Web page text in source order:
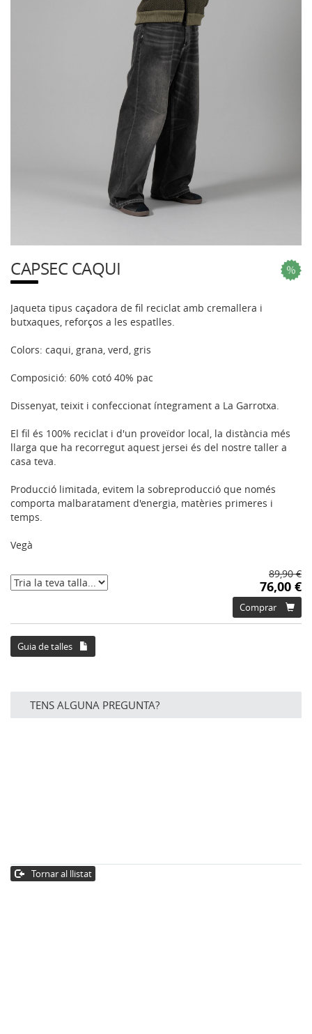
CAPSEC CAQUI
Jaqueta tipus caçadora de fil reciclat amb cremallera i
butxaques, reforços a les espatlles.
Colors: caqui, grana, verd, gris
Composició: 60% cotó 40% pac
Dissenyat, teixit i confeccionat íntegrament a La Garrotxa.
El fil és 100% reciclat i d'un proveïdor local, la distància més
llarga que ha recorregut aquest jersei és del nostre taller a
casa teva.
Producció limitada, evitem la sobreproducció que només
comporta malbaratament d'energia, matèries primeres i
temps.
Vegà
89,90 €
76,00 €
Comprar
Guia de talles
TENS ALGUNA PREGUNTA?
Tornar al llistat